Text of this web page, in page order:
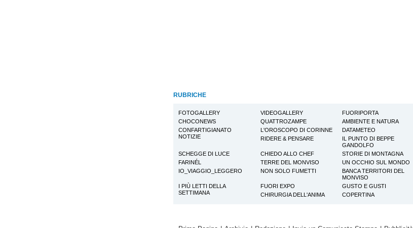
RUBRICHE
FOTOGALLERY VIDEOGALLERY
FUORIPORTA
CHOCONEWS
QUATTROZAMPE
AMBIENTE E NATURA
CONFARTIGIANATO
NOTIZIE
L'OROSCOPO DI CORINNE
DATAMETEO
RIDERE & PENSARE
IL PUNTO DI BEPPE
GANDOLFO
SCHEGGE DI LUCE
CHIEDO ALLO CHEF
STORIE DI MONTAGNA
FARINÉL
TERRE DEL MONVISO
UN OCCHIO SUL MONDO
IO_VIAGGIO_LEGGERO
NON SOLO FUMETTI
BANCA TERRITORI DEL
MONVISO
I PIÙ LETTI DELLA
SETTIMANA
FUORI EXPO
GUSTO E GUSTI
CHIRURGIA DELL'ANIMA
COPERTINA